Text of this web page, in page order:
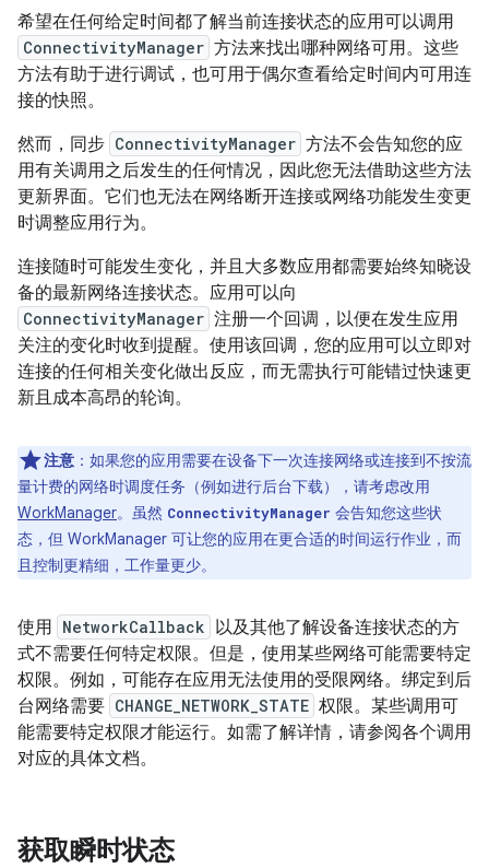
希望在任何给定时间都了解当前连接状态的应用可以调用
ConnectivityManager 方法来找出哪种网络可用。这些
方法有助于进行调试，也可用于偶尔查看给定时间内可用连
接的快照。
然而，同步 ConnectivityManager 方法不会告知您的应
用有关调用之后发生的任何情况，因此您无法借助这些方法
更新界面。它们也无法在网络断开连接或网络功能发生变更
时调整应用行为。
连接随时可能发生变化，并且大多数应用都需要始终知晓设
备的最新网络连接状态。应用可以向
ConnectivityManager 注册一个回调，以便在发生应用
关注的变化时收到提醒。使用该回调，您的应用可以立即对
连接的任何相关变化做出反应，而无需执行可能错过快速更
新且成本高昂的轮询。
注意 ：如果您的应用需要在设备下一次连接网络或连接到不按流
量计费的网络时调度任务（例如进行后台下载），请考虑改用
WorkManager。虽然 ConnectivityManager 会告知您这些状
态，但 WorkManager 可让您的应用在更合适的时间运行作业，而
且控制更精细，工作量更少。
使用 NetworkCallback 以及其他了解设备连接状态的方
式不需要任何特定权限。但是，使用某些网络可能需要特定
权限。例如，可能存在应用无法使用的受限网络。绑定到后
台网络需要 CHANGE_NETWORK_STATE 权限。某些调用可
能需要特定权限才能运行。如需了解详情，请参阅各个调用
对应的具体文档。
获取瞬时状态